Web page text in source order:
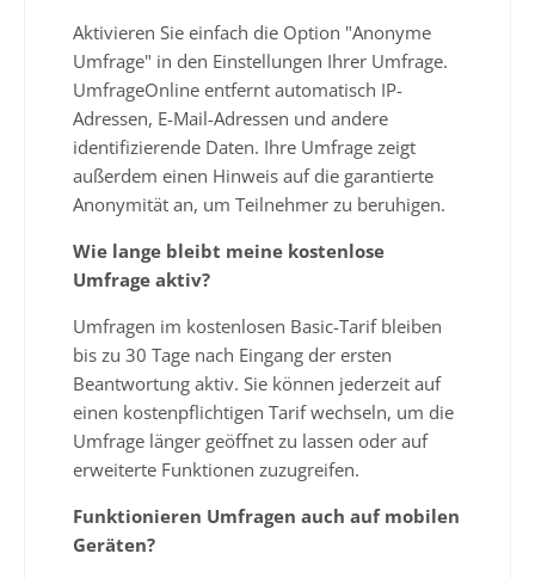
Aktivieren Sie einfach die Option "Anonyme
Umfrage" in den Einstellungen Ihrer Umfrage.
UmfrageOnline entfernt automatisch IP-
Adressen, E-Mail-Adressen und andere
identifizierende Daten. Ihre Umfrage zeigt
außerdem einen Hinweis auf die garantierte
Anonymität an, um Teilnehmer zu beruhigen.
Wie lange bleibt meine kostenlose
Umfrage aktiv?
Umfragen im kostenlosen Basic-Tarif bleiben
bis zu 30 Tage nach Eingang der ersten
Beantwortung aktiv. Sie können jederzeit auf
einen kostenpflichtigen Tarif wechseln, um die
Umfrage länger geöffnet zu lassen oder auf
erweiterte Funktionen zuzugreifen.
Funktionieren Umfragen auch auf mobilen
Geräten?